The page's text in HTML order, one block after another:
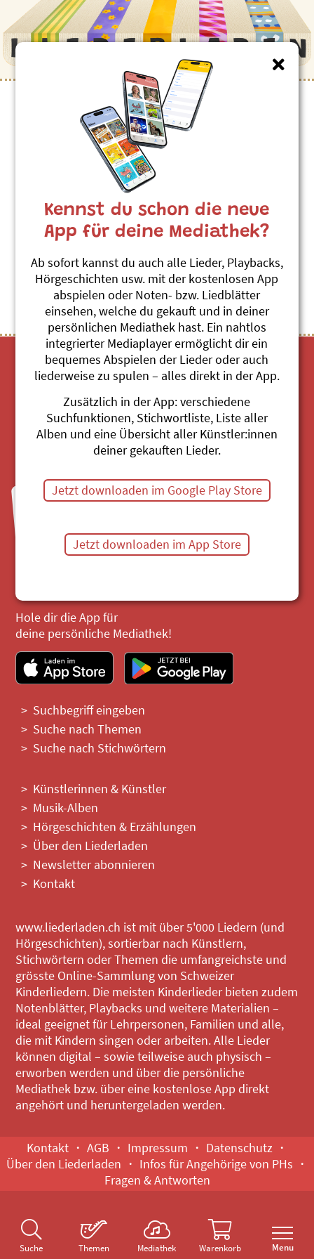
Suche Themen Mediathek Warenkorb Menu
Kinderlieder zum Thema
”Römisches Reich”
Gladiator
Silvana Candreia
The future is now
#Römisches Reich
Themenübersicht Stichwörter A-Z
Mediathek
Fragen zu Bestellungen?
044 680 20 60
Hole dir die App für
deine persönliche Mediathek!
Suchbegriff eingeben
Suche nach Themen
Suche nach Stichwörtern
Künstlerinnen & Künstler
Musik-Alben
Hörgeschichten & Erzählungen
Über den Liederladen
Newsletter abonnieren
Kontakt
www.liederladen.ch ist mit über 5'000 Liedern (und
Hörgeschichten), sortierbar nach Künstlern,
Stichwörtern oder Themen die umfangreichste und
grösste Online-Sammlung von Schweizer
Kinderliedern. Die meisten Kinderlieder bieten zudem
Notenblätter, Playbacks und weitere Materialien –
ideal geeignet für Lehrpersonen, Familien und alle,
die mit Kindern singen oder arbeiten. Alle Lieder
können digital – sowie teilweise auch physisch –
erworben werden und über die persönliche
Mediathek bzw. über eine kostenlose App direkt
angehört und heruntergeladen werden.
Kontakt AGB Impressum
Datenschutz
Über den Liederladen
Infos für Angehörige von PHs
Fragen & Antworten
Kennst du schon die neue
App für deine Mediathek?
Ab sofort kannst du auch alle Lieder, Playbacks,
Hörgeschichten usw. mit der kostenlosen App
abspielen oder Noten- bzw. Liedblätter
einsehen, welche du gekauft und in deiner
persönlichen Mediathek hast. Ein nahtlos
integrierter Mediaplayer ermöglicht dir ein
bequemes Abspielen der Lieder oder auch
liederweise zu spulen – alles direkt in der App.
Zusätzlich in der App: verschiedene
Suchfunktionen, Stichwortliste, Liste aller
Alben und eine Übersicht aller Künstler:innen
deiner gekauften Lieder.
Jetzt downloaden im Google Play Store
Jetzt downloaden im App Store